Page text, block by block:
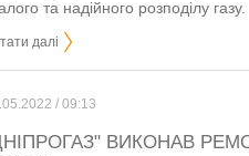
та надійного розподілу газу.
далі
/ 09:13
ВИКОНАВ